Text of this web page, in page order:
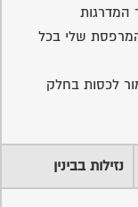
שלי בכל
לכסות בחלק
נזילות בבינין